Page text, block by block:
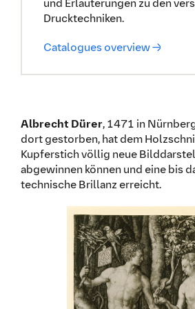
und Erläuterungen zu den
Drucktechniken.
Catalogues overview →
Albrecht Dürer, 1471 in
dort gestorben, hat dem
Kupferstich völlig neue
abgewinnen können und eine bis
technische Brillanz erreicht.